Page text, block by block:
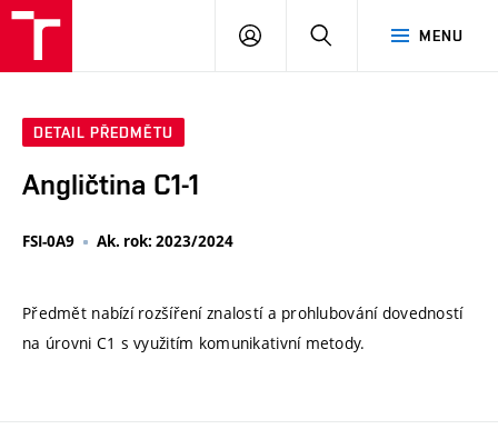
MENU
PŘIHLÁSIT
DETAIL PŘEDMĚTU
Angličtina C1-1
FSI-0A9 Ak. rok: 2023/2024
Předmět nabízí rozšíření znalostí a prohlubování dovedností
na úrovni C1 s využitím komunikativní metody.